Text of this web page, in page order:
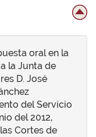
oral en la
la Junta de
D. José
del Servicio
del 2012,
Cortes de